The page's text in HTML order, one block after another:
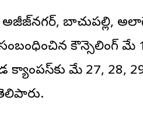
బాచుపల్లి,
కౌన్సెలింగ్ మే
మే 27, 28,